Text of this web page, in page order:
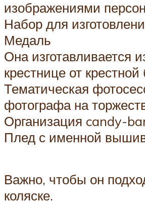
изображениями
Набор для
Медаль
Она изготавливается
крестнице от
Тематическая
фотографа на
Организация candy-
Плед с именной
Важно, чтобы он
коляске.